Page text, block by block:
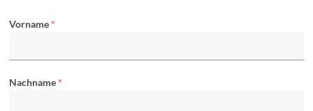
Vorname *
Nachname *